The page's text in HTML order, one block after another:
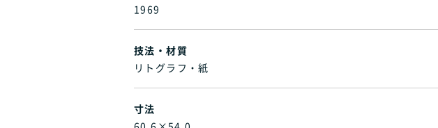
1969
技法・材質
リトグラフ・紙
寸法